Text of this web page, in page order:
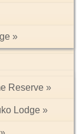
Reserve
Lodge